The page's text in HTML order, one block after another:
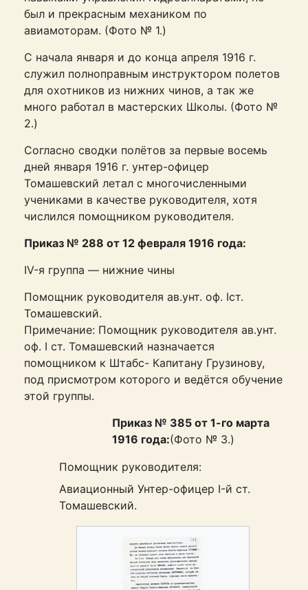
был и прекрасным механиком по
авиамоторам. (Фото № 1.)
С начала января и до конца апреля 1916 г.
служил полноправным инструктором полетов
для охотников из нижних чинов, а так же
много работал в мастерских Школы. (Фото №
2.)
Согласно сводки полётов за первые восемь
дней января 1916 г. унтер-офицер
Томашевский летал с многочисленными
учениками в качестве руководителя, хотя
числился помощником руководителя.
Приказ № 288 от 12 февраля 1916 года:
IV-я группа — нижние чины
Помощник руководителя ав.унт. оф. Iст.
Томашевский.
Примечание: Помощник руководителя ав.унт.
оф. I ст. Томашевский назначается
помощником к Штабс- Капитану Грузинову,
под присмотром которого и ведётся обучение
этой группы.
Приказ № 385 от 1-го марта
1916 года:(Фото № 3.)
Помощник руководителя:
Авиационный Унтер-офицер I-й ст.
Томашевский.